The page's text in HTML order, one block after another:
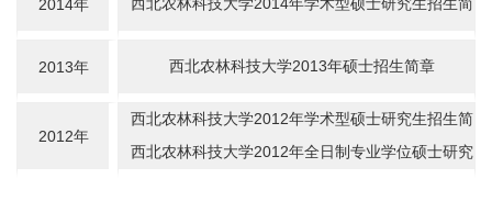
2014年
西北农林科技大学2014年学术型硕士研究生招生简
2013年
西北农林科技大学2013年硕士招生简章
2012年
西北农林科技大学2012年学术型硕士研究生招生简
章
西北农林科技大学2012年全日制专业学位硕士研究